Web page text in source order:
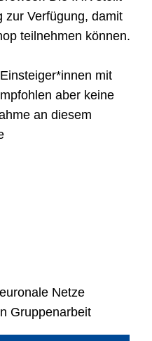
zur Verfügung, damit
teilnehmen können.
mit
aber keine
an diesem
Netze
Gruppenarbeit